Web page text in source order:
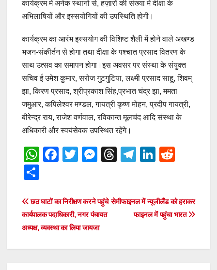
कार्यक्रम में अनेक स्थानों से, हज़ारों की संख्या में दीक्षा के
अभिलाषियों और इस्सयोगियों की उपस्थिति होगी।
कार्यक्रम का आरंभ इस्सयोग की विशिष्ट शैली में होने वाले अखण्ड
भजन-संकीर्तन से होगा तथा दीक्षा के पश्चात प्रसाद वितरण के
साथ उत्सव का समापन होगा।इस अवसर पर संस्था के संयुक्त
सचिव ई उमेश कुमार, सरोज गुटगुटिया, लक्ष्मी प्रसाद साहू, शिवम्
झा, किरण प्रसाद, श्रीप्रकाश सिंह,प्रभात चंद्र झा, ममता
जमुआर, कपिलेश्वर मण्डल, गायत्री कृष्ण मोहन, प्रदीप गायत्री,
बीरेन्द्र राय, राजेश वर्णवाल, रविकान्त मूलचंद आदि संस्था के
अधिकारी और स्वयंसेवक उपस्थित रहेंगे।
W
s
A
p
p
F
e
b
o
o
T
er
M
e
n
g
er
T
a
T
gr
a
Li
e
dI
di
t
ar
e
Post
navigation
सेमीफाइनल में न्यूजीलैंड को हराकर
फाइनल में पहुंचा भारत
छठ घाटों का निरीक्षण करने पहुंचे
कार्यपालक पदाधिकारी, नगर पंचायत
अध्यक्ष, व्यवस्था का लिया जायजा